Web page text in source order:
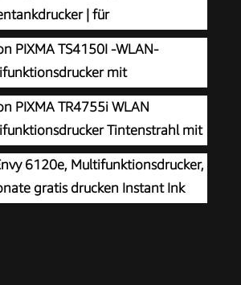
| für
Haushalte | WLAN | A4
Scannen | 3.7 cm LCD-
für bis zu 3 Jahre
PIXMA TS4150I -WLAN-
mit
und Frontbedienung &
Drucken vom
gemacht PIXMA Print Plan
PIXMA TR4755i WLAN
Tintenstrahl mit
6120e, Multifunktionsdrucker,
gratis drucken Instant Ink